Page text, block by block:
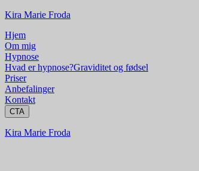
Kira Marie Froda
Hjem
Om mig
Hypnose
Hvad er hypnose?Graviditet og fødsel
Priser
Anbefalinger
Kontakt
CTA
Kira Marie Froda